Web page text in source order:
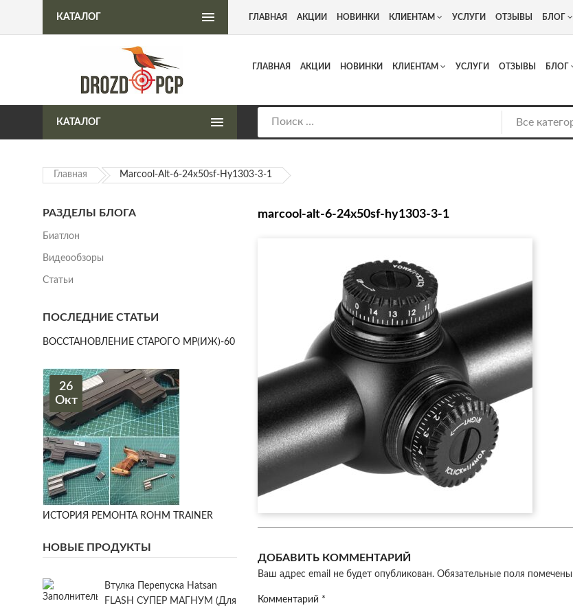
Интернет-магазин пневматического оружия Адрес: г. Москва, Люберцы, Котельнический проезд 13
ГЛАВНАЯ АКЦИИ НОВИНКИ КЛИЕНТАМ УСЛУГИ ОТЗЫВЫ БЛОГ
КАТАЛОГ
КАТАЛОГ ГЛАВНАЯ АКЦИИ НОВИНКИ КЛИЕНТАМ УСЛУГИ ОТЗЫВЫ БЛОГ
Главная Marcool-Alt-6-24x50sf-Hy1303-3-1
marcool-alt-6-24x50sf-hy1303-3-1
ДОБАВИТЬ КОММЕНТАРИЙ
Ваш адрес email не будет опубликован. Обязательные поля помечены
Комментарий *
РАЗДЕЛЫ БЛОГА
Биатлон
Видеообзоры
Статьи
ПОСЛЕДНИЕ СТАТЬИ
ВОССТАНОВЛЕНИЕ СТАРОГО МР(ИЖ)-60
26
Окт
ИСТОРИЯ РЕМОНТА ROHM TRAINER
НОВЫЕ ПРОДУКТЫ
Втулка Перепуска Hatsan
FLASH СУПЕР МАГНУМ (для